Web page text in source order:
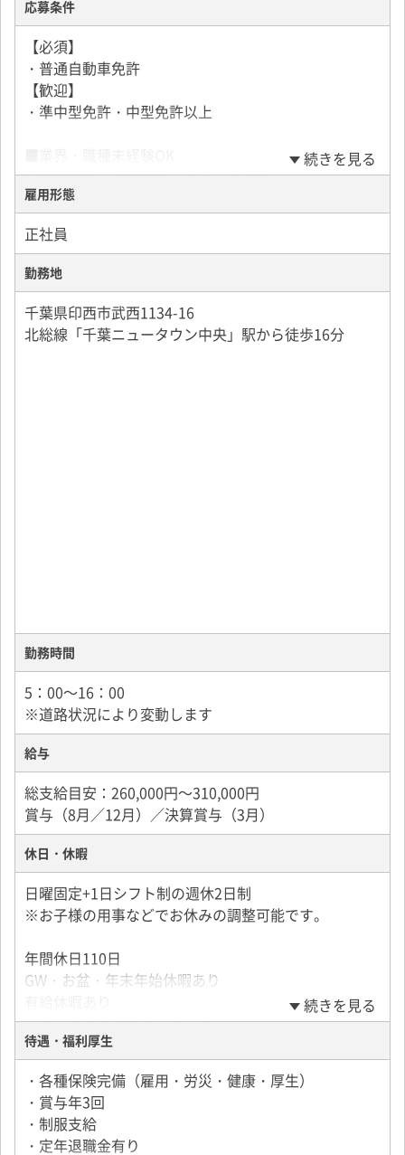
■積み下ろし：バラ積みバラ降ろし・パレット・フォ
ークリフト
★2tトラックから大型トラックやトレーラーに乗務
し、
給与UPをされた方も多数！
毎年20台～30台程の新車を購入！
ドライブレコーダーやナビ完備
会社携帯も貸与となります！
応募条件
【必須】
・普通自動車免許
【歓迎】
・準中型免許・中型免許以上
■学歴不問・経歴不問・ブランク不問！
■第二新卒・フリーター歓迎
■若手からミドル層（20代・30代・40代）活躍中
■要件を満たす方は全員面接
■面接1回
続きを見る
雇用形態
正社員
勤務地
千葉県印西市武西1134-16
北総線「千葉ニュータウン中央」駅から徒歩16分
勤務時間
5：00～16：00
※道路状況により変動します
給与
総支給目安：260,000円～310,000円
賞与（8月／12月）／決算賞与（3月）
休日・休暇
日曜固定+1日シフト制の週休2日制
※お子様の用事などでお休みの調整可能です。
年間休日110日
GW・お盆・年末年始休暇あり
（入社後半年経過で10日付与）
続きを見る
待遇・福利厚生
・各種保険完備（雇用・労災・健康・厚生）
・賞与年3回
・制服支給
・定年退職金有り